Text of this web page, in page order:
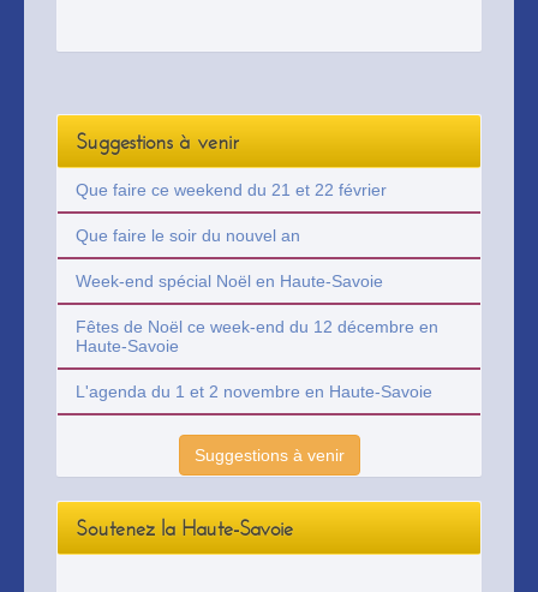
Suggestions à venir
Que faire ce weekend du 21 et 22 février
Que faire le soir du nouvel an
Week-end spécial Noël en Haute-Savoie
Fêtes de Noël ce week-end du 12 décembre en
Haute-Savoie
L'agenda du 1 et 2 novembre en Haute-Savoie
Suggestions à venir
Soutenez la Haute-Savoie